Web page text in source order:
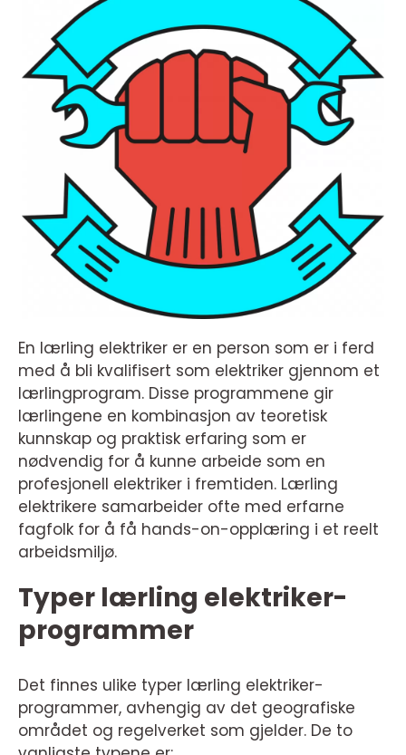
En lærling elektriker er en person som er i ferd
med å bli kvalifisert som elektriker gjennom et
lærlingprogram. Disse programmene gir
lærlingene en kombinasjon av teoretisk
kunnskap og praktisk erfaring som er
nødvendig for å kunne arbeide som en
profesjonell elektriker i fremtiden. Lærling
elektrikere samarbeider ofte med erfarne
fagfolk for å få hands-on-opplæring i et reelt
arbeidsmiljø.
Typer lærling elektriker-
programmer
Det finnes ulike typer lærling elektriker-
programmer, avhengig av det geografiske
området og regelverket som gjelder. De to